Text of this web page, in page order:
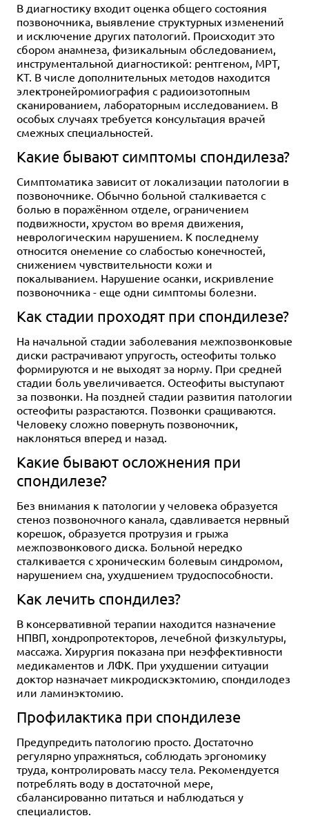
В диагностику входит оценка общего состояния
позвоночника, выявление структурных изменений
и исключение других патологий. Происходит это
сбором анамнеза, физикальным обследованием,
инструментальной диагностикой: рентгеном, МРТ,
КТ. В числе дополнительных методов находится
электронейромиография с радиоизотопным
сканированием, лабораторным исследованием. В
особых случаях требуется консультация врачей
смежных специальностей.
Какие бывают симптомы спондилеза?
Симптоматика зависит от локализации патологии в
позвоночнике. Обычно больной сталкивается с
болью в поражённом отделе, ограничением
подвижности, хрустом во время движения,
неврологическим нарушением. К последнему
относится онемение со слабостью конечностей,
снижением чувствительности кожи и
покалыванием. Нарушение осанки, искривление
позвоночника - еще одни симптомы болезни.
Как стадии проходят при спондилезе?
На начальной стадии заболевания межпозвонковые
диски растрачивают упругость, остеофиты только
формируются и не выходят за норму. При средней
стадии боль увеличивается. Остеофиты выступают
за позвонки. На поздней стадии развития патологии
остеофиты разрастаются. Позвонки сращиваются.
Человеку сложно повернуть позвоночник,
наклоняться вперед и назад.
Какие бывают осложнения при
спондилезе?
Без внимания к патологии у человека образуется
стеноз позвоночного канала, сдавливается нервный
корешок, образуется протрузия и грыжа
межпозвонкового диска. Больной нередко
сталкивается с хроническим болевым синдромом,
нарушением сна, ухудшением трудоспособности.
Как лечить спондилез?
В консервативной терапии находится назначение
НПВП, хондропротекторов, лечебной физкультуры,
массажа. Хирургия показана при неэффективности
медикаментов и ЛФК. При ухудшении ситуации
доктор назначает микродискэктомию, спондилодез
или ламинэктомию.
Профилактика при спондилезе
Предупредить патологию просто. Достаточно
регулярно упражняться, соблюдать эргономику
труда, контролировать массу тела. Рекомендуется
потреблять воду в достаточной мере,
сбалансированно питаться и наблюдаться у
специалистов.